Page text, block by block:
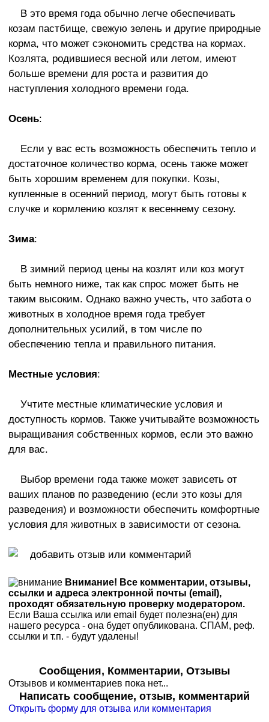
В это время года обычно легче обеспечивать
козам пастбище, свежую зелень и другие природные
корма, что может сэкономить средства на кормах.
Козлята, родившиеся весной или летом, имеют
больше времени для роста и развития до
наступления холодного времени года.
Осень:
Если у вас есть возможность обеспечить тепло и
достаточное количество корма, осень также может
быть хорошим временем для покупки. Козы,
купленные в осенний период, могут быть готовы к
случке и кормлению козлят к весеннему сезону.
Зима:
В зимний период цены на козлят или коз могут
быть немного ниже, так как спрос может быть не
таким высоким. Однако важно учесть, что забота о
животных в холодное время года требует
дополнительных усилий, в том числе по
обеспечению тепла и правильного питания.
Местные условия:
Учтите местные климатические условия и
доступность кормов. Также учитывайте возможность
выращивания собственных кормов, если это важно
для вас.
Выбор времени года также может зависеть от
ваших планов по разведению (если это козы для
разведения) и возможности обеспечить комфортные
условия для животных в зависимости от сезона.
Внимание! Все комментарии, отзывы,
ссылки и адреса электронной почты (email),
проходят обязательную проверку модератором.
Если Ваша ссылка или email будет полезна(ен) для
нашего ресурса - она будет опубликована. СПАМ, реф.
ссылки и т.п. - будут удалены!
Сообщения, Комментарии, Отзывы
Отзывов и комментариев пока нет...
Написать сообщение, отзыв, комментарий
Открыть форму для отзыва или комментария